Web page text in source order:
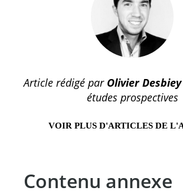
Article rédigé par Olivier Desbiey
études prospectives
VOIR PLUS D'ARTICLES DE
Contenu annexe